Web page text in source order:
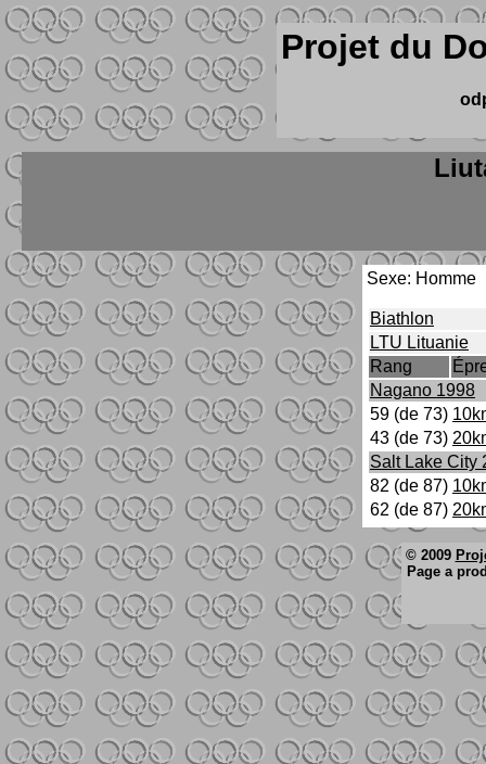
Projet du
Sexe: Homme
Biathlon
LTU Lituanie
Rang
Nagano 1998
59 (de 73)
43 (de 73)
Salt Lake City
82 (de 87)
62 (de 87)
© 2009
Page a